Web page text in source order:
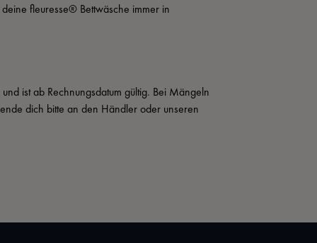
fleuresse® Bettwäsche immer in
ist ab Rechnungsdatum gültig. Bei Mängeln
dich bitte an den Händler oder unseren